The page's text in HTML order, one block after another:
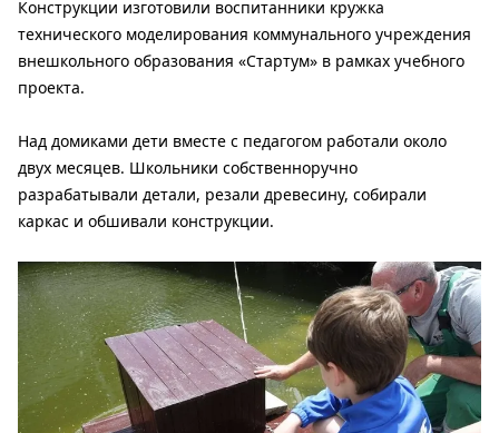
Конструкции изготовили воспитанники кружка
технического моделирования коммунального учреждения
внешкольного образования «Стартум» в рамках учебного
проекта.
Над домиками дети вместе с педагогом работали около
двух месяцев. Школьники собственноручно
разрабатывали детали, резали древесину, собирали
каркас и обшивали конструкции.